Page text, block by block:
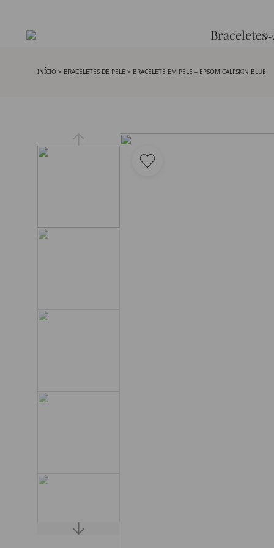
Braceletes
INÍCIO > BRACELETES DE PELE > BRACELETE EM PELE – EPSOM CALFSKIN BLUE